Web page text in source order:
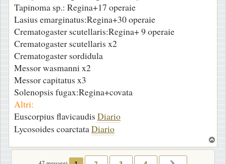
o
Tapinoma sp.: Regina+17 operaie
Lasius emarginatus:Regina+30 operaie
Crematogaster scutellaris:Regina+ 9 operaie
Crematogaster scutellaris x2
Crematogaster sordidula
Messor wasmanni x2
Messor capitatus x3
Solenopsis fugax:Regina+covata
Altri:
Euscorpius flavicaudis Diario
Lycosoides coarctataDiario
o